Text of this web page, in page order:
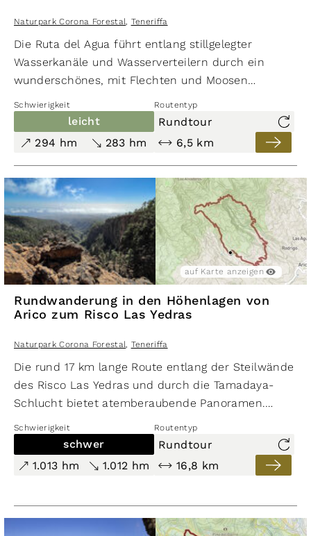
Naturpark Corona Forestal, Teneriffa
Die Ruta del Agua führt entlang stillgelegter
Wasserkanäle und Wasserverteilern durch ein
wunderschönes, mit Flechten und Moosen
bewachsenes Waldgebiet im oberen
Über einen kleinen Abstecher kann man auf eine
alte Wasserkanalbrücke blicken. Auf der
Wanderung bieten sich an einzelnen Stellen
Ausblicke zu den Los Órganos, zum
und auf
die Küste umPuerto de la Cruz.
Schwierigkeit Routentyp
leicht
Rundtour
294 hm
283 hm 6,5 km
auf Karte anzeigen
Rundwanderung in den Höhenlagen von
Arico zum Risco Las Yedras
Naturpark Corona Forestal, Teneriffa
Die rund 17 km lange Route entlang der Steilwände
des Risco Las Yedras und durch die Tamadaya-
Schlucht bietet atemberaubende Panoramen.
Wechselnde Vegetationszonen und die
landwirtschaftlich geprägte Kulturlandschaft
sorgen für viel Abwechslung. Die anspruchsvolle
Strecke erfordert einiges an Kondition, denn es
Schwierigkeit Routentyp
schwer
Rundtour
1.013 hm
1.012 hm 16,8 km